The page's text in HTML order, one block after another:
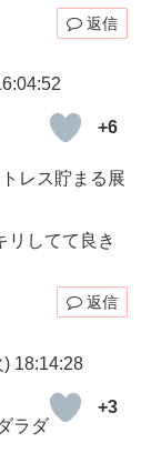
返信
+6
レス貯まる展
リしてて良き
返信
18:14:28
+3
ラダ